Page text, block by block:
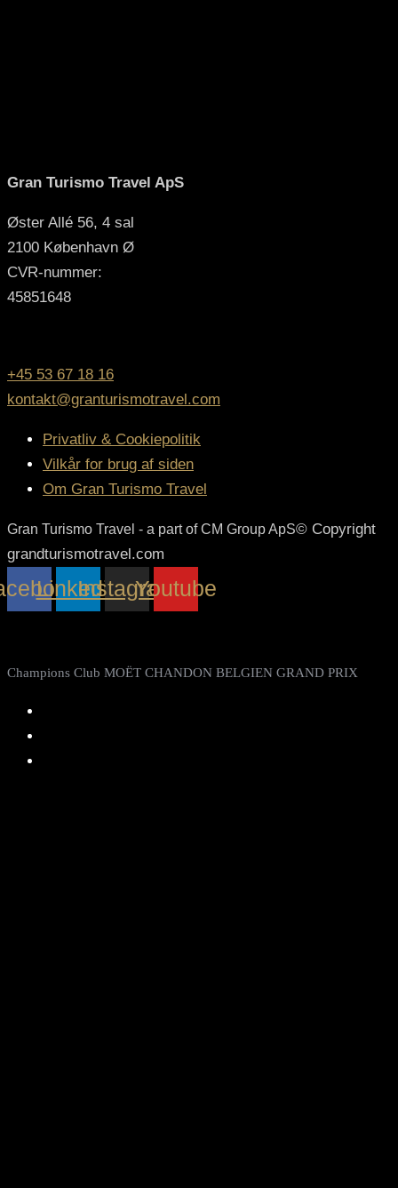
Gran Turismo Travel ApS
Øster Allé 56, 4 sal
2100 København Ø
CVR-nummer:
45851648
+45 53 67 18 16
kontakt@granturismotravel.com
Privatliv & Cookiepolitik
Vilkår for brug af siden
Om Gran Turismo Travel
Gran Turismo Travel - a part of CM Group ApS© Copyright
grandturismotravel.com
LinkedinInstagramYoutube
Champions Club MOËT CHANDON BELGIEN GRAND PRIX